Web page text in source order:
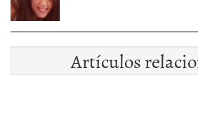
Artículos